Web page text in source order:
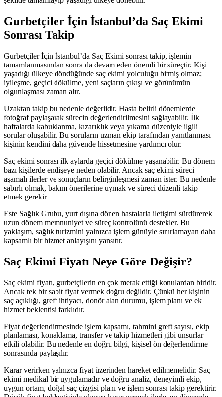
Gurbetçiler İçin İstanbul’da Saç Ekimi
Sonrası Takip
Gurbetçiler İçin İstanbul’da Saç Ekimi sonrası takip, işlemin
tamamlanmasından sonra da devam eden önemli bir süreçtir. Kişi
yaşadığı ülkeye döndüğünde saç ekimi yolculuğu bitmiş olmaz;
iyileşme, geçici dökülme, yeni saçların çıkışı ve görünümün
olgunlaşması zaman alır.
Uzaktan takip bu nedenle değerlidir. Hasta belirli dönemlerde
fotoğraf paylaşarak sürecin değerlendirilmesini sağlayabilir. İlk
haftalarda kabuklanma, kızarıklık veya yıkama düzeniyle ilgili
sorular oluşabilir. Bu soruların uzman ekip tarafından yanıtlanması
kişinin kendini daha güvende hissetmesine yardımcı olur.
Saç ekimi sonrası ilk aylarda geçici dökülme yaşanabilir. Bu dönem
bazı kişilerde endişeye neden olabilir. Ancak saç ekimi süreci
aşamalı ilerler ve sonuçların belirginleşmesi zaman ister. Bu nedenle
sabırlı olmak, bakım önerilerine uymak ve süreci düzenli takip
etmek gerekir.
Este Sağlık Grubu, yurt dışına dönen hastalarla iletişimi sürdürerek
uzun dönem memnuniyet ve süreç kontrolünü destekler. Bu
yaklaşım, sağlık turizmini yalnızca işlem günüyle sınırlamayan daha
kapsamlı bir hizmet anlayışını yansıtır.
Saç Ekimi Fiyatı Neye Göre Değişir?
Saç ekimi fiyatı, gurbetçilerin en çok merak ettiği konulardan biridir.
Ancak tek bir sabit fiyat vermek doğru değildir. Çünkü her kişinin
saç açıklığı, greft ihtiyacı, donör alan durumu, işlem planı ve ek
hizmet beklentisi farklıdır.
Fiyat değerlendirmesinde işlem kapsamı, tahmini greft sayısı, ekip
planlaması, konaklama, transfer ve takip hizmetleri gibi unsurlar
etkili olabilir. Bu nedenle en doğru bilgi, kişisel ön değerlendirme
sonrasında paylaşılır.
Karar verirken yalnızca fiyat üzerinden hareket edilmemelidir. Saç
ekimi medikal bir uygulamadır ve doğru analiz, deneyimli ekip,
uygun ortam, doğal saç çizgisi planı ve işlem sonrası takip gerektirir.